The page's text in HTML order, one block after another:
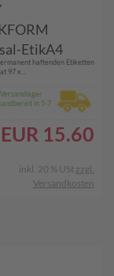
EtikA4
haftenden Etiketten
97 x...
in 5-7
EUR 15.60
inkl. 20 % USt zzgl.
Versandkosten